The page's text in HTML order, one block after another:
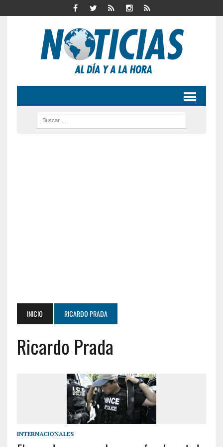
INICIO RICARDO PRADA
Ricardo Prada
INTERNACIONALES